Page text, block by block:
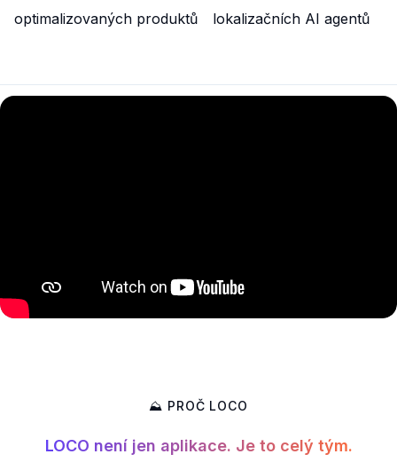
optimalizovaných produktů lokalizačních AI agentů
⛰ PROČ LOCO
LOCO není jen aplikace. Je to celý tým.